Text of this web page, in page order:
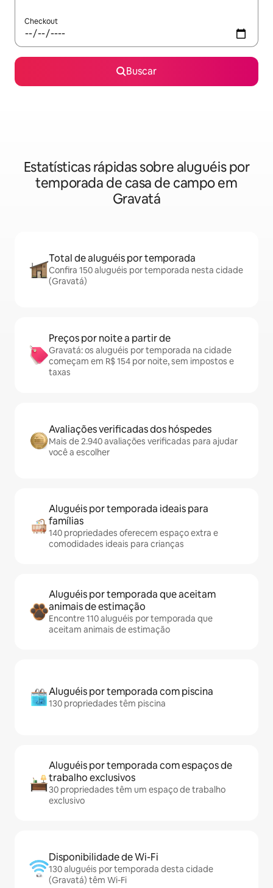
Checkout
Buscar
Estatísticas rápidas sobre aluguéis por
temporada de casa de campo em
Gravatá
Total de aluguéis por temporada
Confira 150 aluguéis por temporada nesta cidade
(Gravatá)
Preços por noite a partir de
Gravatá: os aluguéis por temporada na cidade
começam em R$ 154 por noite, sem impostos e
taxas
Avaliações verificadas dos hóspedes
Mais de 2.940 avaliações verificadas para ajudar
você a escolher
Aluguéis por temporada ideais para
famílias
140 propriedades oferecem espaço extra e
comodidades ideais para crianças
Aluguéis por temporada que aceitam
animais de estimação
Encontre 110 aluguéis por temporada que
aceitam animais de estimação
Aluguéis por temporada com piscina
130 propriedades têm piscina
Aluguéis por temporada com espaços de
trabalho exclusivos
30 propriedades têm um espaço de trabalho
exclusivo
Disponibilidade de Wi-Fi
130 aluguéis por temporada desta cidade
(Gravatá) têm Wi-Fi